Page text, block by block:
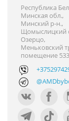
Республика
Минская обл.,
Минский р-н.,
Щомыслицкий
Озерцо,
Меньковский
помещение 533